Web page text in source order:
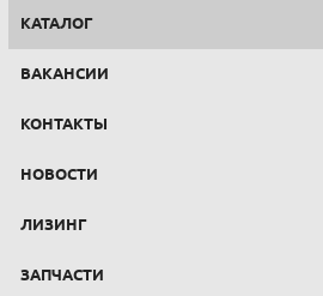
КАТАЛОГ
ВАКАНСИИ
КОНТАКТЫ
НОВОСТИ
ЛИЗИНГ
ЗАПЧАСТИ